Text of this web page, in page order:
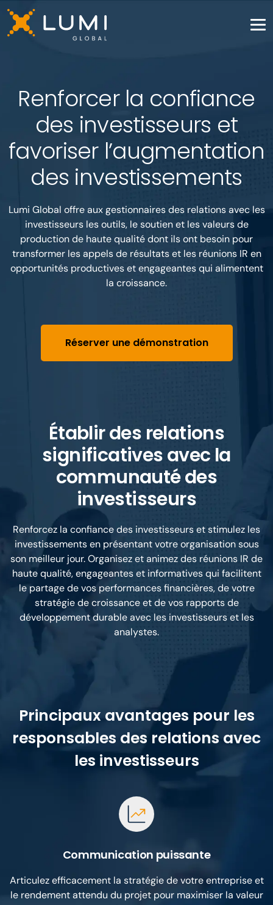
Renforcer la confiance
des investisseurs et
favoriser l’augmentation
des investissements
Lumi Global offre aux gestionnaires des relations avec les
investisseurs les outils, le soutien et les valeurs de
production de haute qualité dont ils ont besoin pour
transformer les appels de résultats et les réunions IR en
opportunités productives et engageantes qui alimentent
la croissance.
Réserver une démonstration
Établir des relations
significatives avec la
communauté des
investisseurs
Renforcez la confiance des investisseurs et stimulez les
investissements en présentant votre organisation sous
son meilleur jour. Organisez et animez des réunions IR de
haute qualité, engageantes et informatives qui facilitent
le partage de vos performances financières, de votre
stratégie de croissance et de vos rapports de
développement durable avec les investisseurs et les
analystes.
Principaux avantages pour les
responsables des relations avec
les investisseurs
Communication puissante
Articulez efficacement la stratégie de votre entreprise et
le rendement attendu du projet pour maximiser la valeur